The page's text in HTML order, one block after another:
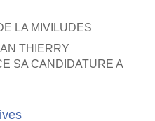
LA MIVILUDES
THIERRY
SA CANDIDATURE A